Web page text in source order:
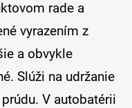
rade a
vyrazením z
a obvykle
Slúži na udržanie
V autobatérii